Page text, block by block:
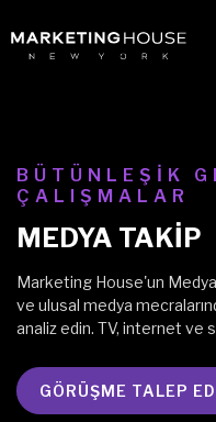
BÜTÜNLEŞİK
ÇALIŞMALAR
MEDYA TAKİP
Marketing House'un Medya
ve ulusal medya
analiz edin. TV, internet ve
GÖRÜŞME TALEP